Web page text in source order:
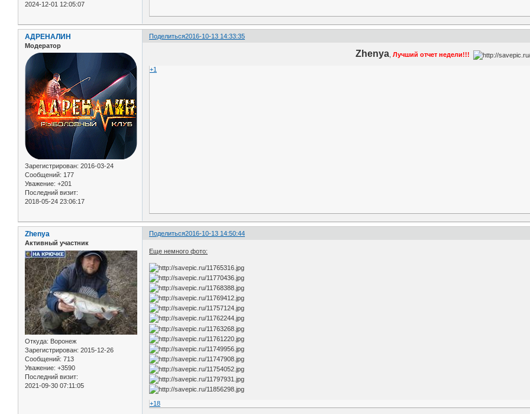
2024-12-01 12:05:07
Поделиться2016-10-13 14:33:35
АДРЕНАЛИН
Модератор
Зарегистрирован: 2016-03-24
Сообщений: 177
Уважение: +201
Последний визит:
2018-05-24 23:06:17
Zhenya Лучший отчет недели!!!
+1
Поделиться2016-10-13 14:50:44
Zhenya
Активный участник
Откуда: Воронеж
Зарегистрирован: 2015-12-26
Сообщений: 713
Уважение: +3590
Последний визит:
2021-09-30 07:11:05
Еще немного фото:
+18